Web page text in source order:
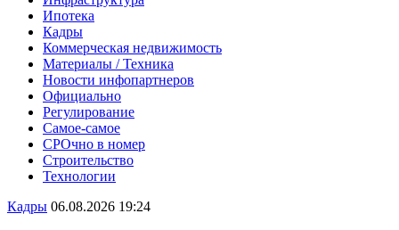
Ипотека
Кадры
Коммерческая недвижимость
Материалы / Техника
Новости инфопартнеров
Официально
Регулирование
Самое-самое
СРОчно в номер
Строительство
Технологии
Кадры 06.08.2026 19:24